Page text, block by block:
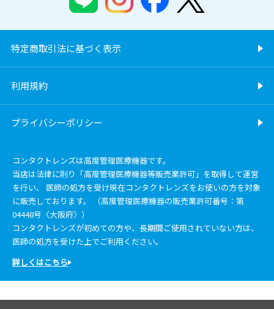
特定商取引法に基づく表示
利用規約
プライバシーポリシー
コンタクトレンズは高度管理医療機器です。
当店は法律に則り「高度管理医療機器等販売業許可」を取得して運営
を行い、 医師の処方を受け現在コンタクトレンズをお使いの方を対象
に販売しております。 （高度管理医療機器の販売業許可番号：第
04448号〈大阪府〉）
コンタクトレンズが初めての方や、長期間ご使用されていない方は、
医師の処方を受けた上でご利用ください。
詳しくはこちら